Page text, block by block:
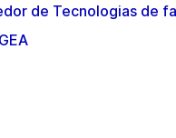
de Tecnologias de